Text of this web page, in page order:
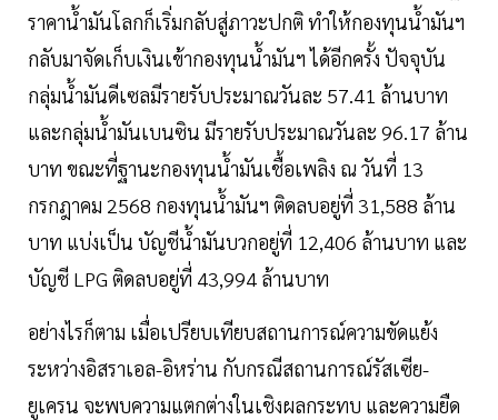
ราคาน้ำมันโลกก็เริ่มกลับสู่ภาวะปกติ ทำให้กองทุนน้ำมันฯ
กลับมาจัดเก็บเงินเข้ากองทุนน้ำมันฯ ได้อีกครั้ง ปัจจุบัน
กลุ่มน้ำมันดีเซลมีรายรับประมาณวันละ 57.41 ล้านบาท
และกลุ่มน้ำมันเบนซิน มีรายรับประมาณวันละ 96.17 ล้าน
บาท ขณะที่ฐานะกองทุนน้ำมันเชื้อเพลิง ณ วันที่ 13
กรกฎาคม 2568 กองทุนน้ำมันฯ ติดลบอยู่ที่ 31,588 ล้าน
บาท แบ่งเป็น บัญชีน้ำมันบวกอยู่ที่ 12,406 ล้านบาท และ
บัญชี LPG ติดลบอยู่ที่ 43,994 ล้านบาท
อย่างไรก็ตาม เมื่อเปรียบเทียบสถานการณ์ความขัดแย้ง
ระหว่างอิสราเอล-อิหร่าน กับกรณีสถานการณ์รัสเซีย-
ยูเครน จะพบความแตกต่างในเชิงผลกระทบ และความยืด